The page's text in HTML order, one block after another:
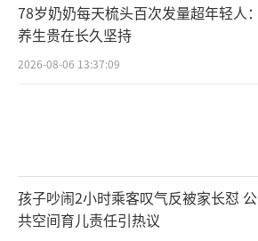
78岁奶奶每天梳头百次发量超年轻人：
养生贵在长久坚持
2026-08-06 13:37:09
孩子吵闹2小时乘客叹气反被家长怼 公
共空间育儿责任引热议